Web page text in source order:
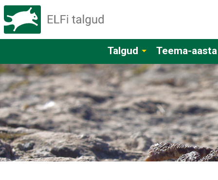
Talgud Teema-aasta